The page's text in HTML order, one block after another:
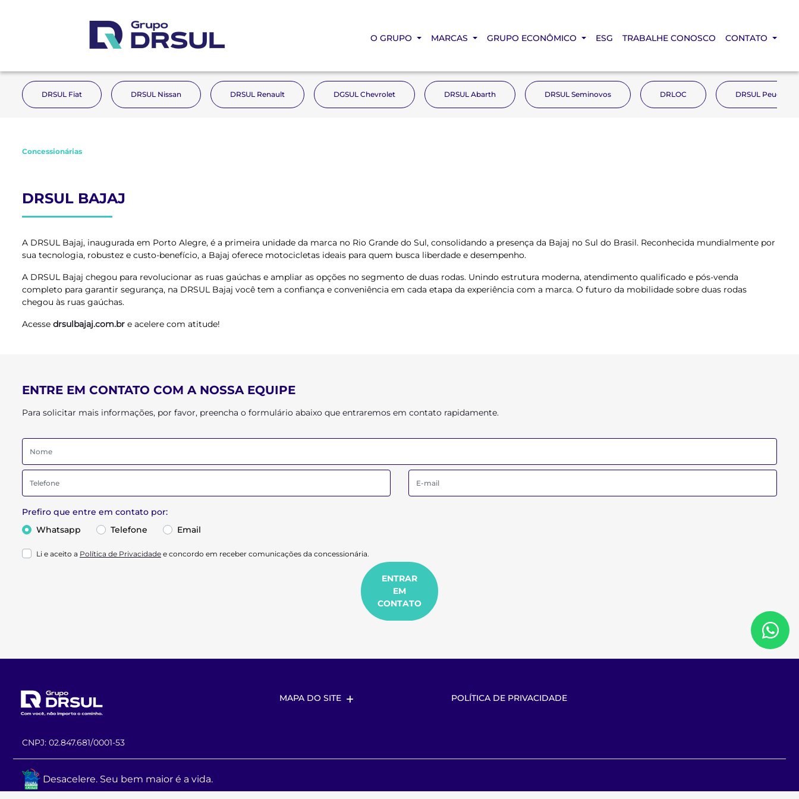
O GRUPO MARCAS GRUPO ECONÔMICO ESG TRABALHE CONOSCO CONTATO
DRSUL Fiat DRSUL Nissan DRSUL Renault DGSUL Chevrolet DRSUL Abarth DRSUL Seminovos DRLOC DRSUL Peugeot
Concessionárias
DRSUL BAJAJ
A DRSUL Bajaj, inaugurada em Porto Alegre, é a primeira unidade da marca no Rio Grande do Sul, consolidando a presença da Bajaj no Sul do Brasil. Reconhecida mundialmente por
sua tecnologia, robustez e custo-benefício, a Bajaj oferece motocicletas ideais para quem busca liberdade e desempenho.
A DRSUL Bajaj chegou para revolucionar as ruas gaúchas e ampliar as opções no segmento de duas rodas. Unindo estrutura moderna, atendimento qualificado e pós-venda
completo para garantir segurança, na DRSUL Bajaj você tem a confiança e conveniência em cada etapa da experiência com a marca. O futuro da mobilidade sobre duas rodas
chegou às ruas gaúchas.
Acesse drsulbajaj.com.br e acelere com atitude!
ENTRE EM CONTATO COM A NOSSA EQUIPE
Para solicitar mais informações, por favor, preencha o formulário abaixo que entraremos em contato rapidamente.
Prefiro que entre em contato por:
Whatsapp
Telefone Email
Li e aceito a Política de Privacidade e concordo em receber comunicações da concessionária.
ENTRAR
EM
CONTATO
MAPA DO SITE POLÍTICA DE PRIVACIDADE
CNPJ: 02.847.681/0001-53
Desacelere. Seu bem maior é a vida.